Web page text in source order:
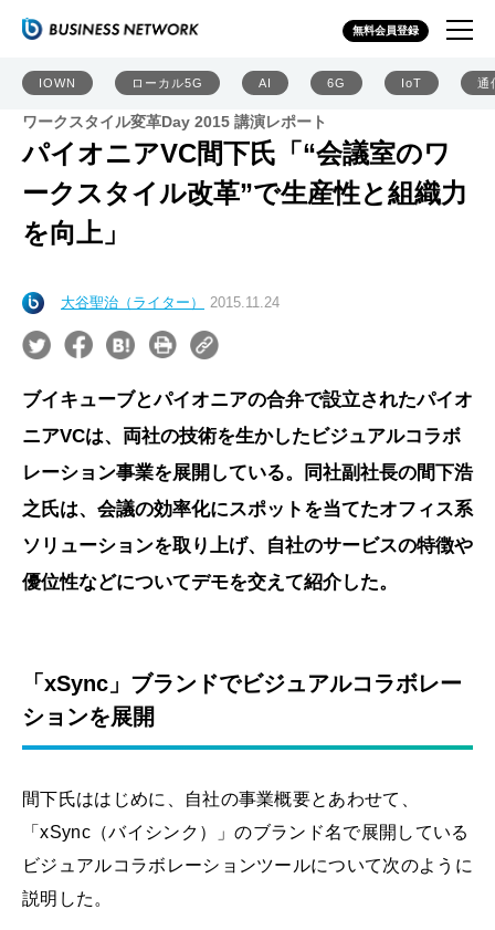
無料会員登録
IOWN ローカル5G AI 6G IoT 通
ワークスタイル変革Day 2015 講演レポート
パイオニアVC間下氏「“会議室のワ
ークスタイル改革”で生産性と組織力
を向上」
大谷聖治（ライター） 2015.11.24
ブイキューブとパイオニアの合弁で設立されたパイオ
ニアVCは、両社の技術を生かしたビジュアルコラボ
レーション事業を展開している。同社副社長の間下浩
之氏は、会議の効率化にスポットを当てたオフィス系
ソリューションを取り上げ、自社のサービスの特徴や
優位性などについてデモを交えて紹介した。
「xSync」ブランドでビジュアルコラボレー
ションを展開
間下氏ははじめに、自社の事業概要とあわせて、
「xSync（バイシンク）」のブランド名で展開している
ビジュアルコラボレーションツールについて次のように
説明した。